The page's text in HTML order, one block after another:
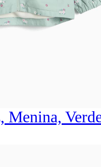
Menina,